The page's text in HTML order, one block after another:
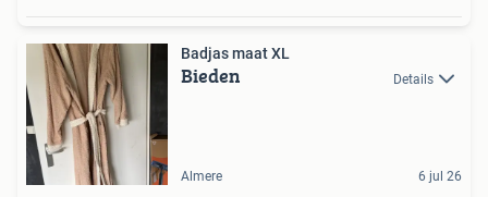
Badjas maat XL
Bieden Details
Almere 6 jul 26